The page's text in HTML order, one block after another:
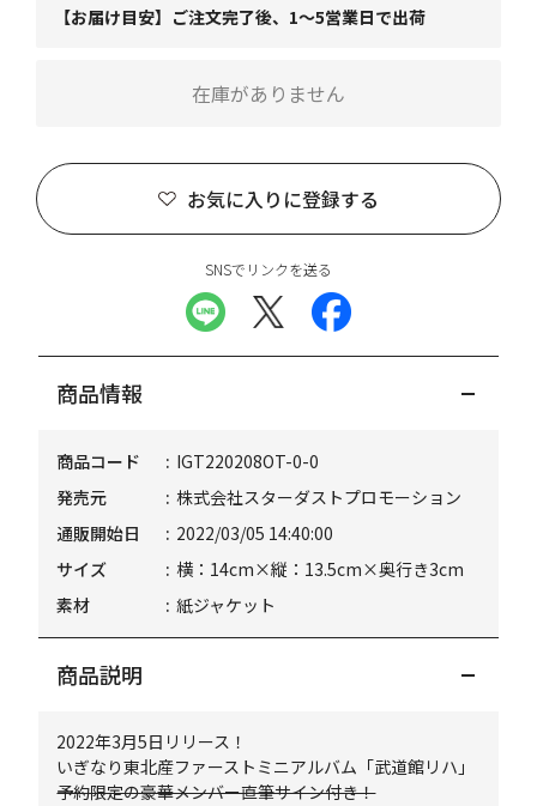
【お届け目安】ご注文完了後、1～5営業日で出荷
お気に入りに登録する
在庫がありません
SNSでリンクを送る
商品情報
商品コード
IGT220208OT-0-0
発売元
株式会社スターダストプロモーション
通販開始日
2022/03/05 14:40:00
サイズ
横：14cm×縦：13.5cm×奥行き3cm
素材
紙ジャケット
商品説明
2022年3月5日リリース！
いぎなり東北産ファーストミニアルバム「武道館リハ」
予約限定の豪華メンバー直筆サイン付き！